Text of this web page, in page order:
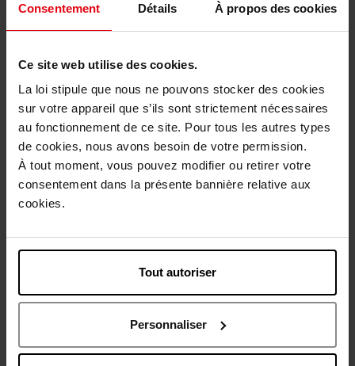
Consentement Détails À propos des cookies
Ce site web utilise des cookies.
La loi stipule que nous ne pouvons stocker des cookies
sur votre appareil que s’ils sont strictement nécessaires
au fonctionnement de ce site. Pour tous les autres types
de cookies, nous avons besoin de votre permission.
À tout moment, vous pouvez modifier ou retirer votre
consentement dans la présente bannière relative aux
cookies.
Tout autoriser
Personnaliser
Description
Conseil d'utilisation
Vous aimerez peut-être